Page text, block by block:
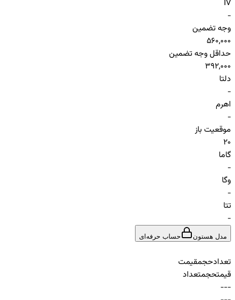
IV
-
وجه تضمین
560,000
حداقل وجه تضمین
392,000
دلتا
-
اهرم
-
موقعیت باز
20
گاما
-
وگا
-
تتا
-
مدل هستون حساب حرفه‌ای
تعدادحجمقیمت
قیمتحجمتعداد
-
-
-